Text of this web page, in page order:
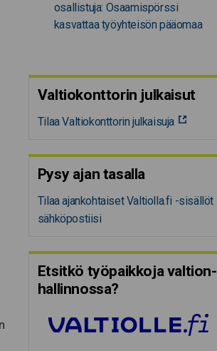
osallistuja: Osaamispörssi
kasvattaa työyhteisön pääomaa
Valtiokonttorin julkaisut
Tilaa Valtiokonttorin julkaisuja
Pysy ajan tasalla
Tilaa ajankohtaiset Valtiolla.fi -sisällöt
sähköpostiisi
Etsitkö työpaikkoja valtion­
hal­lin­nossa?